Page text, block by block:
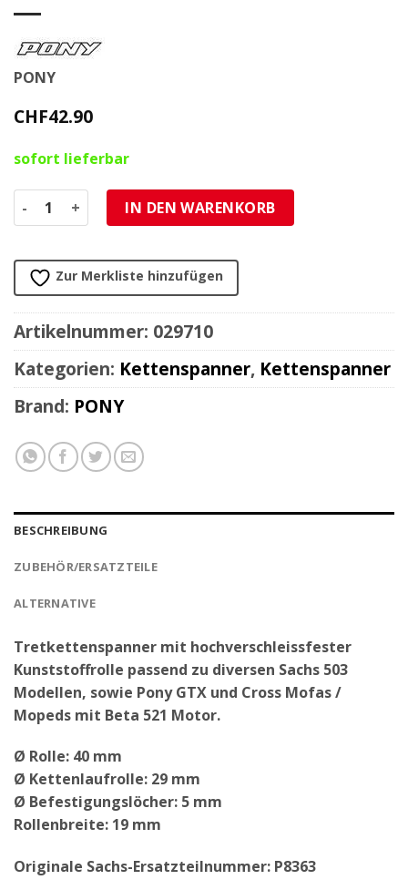
PONY
CHF42.90
sofort lieferbar
Tretkettenspanner komplett Pony Cross + Pony GTX
IN DEN WARENKORB
Zur Merkliste hinzufügen
Artikelnummer: 029710
Kategorien: Kettenspanner, Kettenspanner
Brand: PONY
BESCHREIBUNG
ZUBEHÖR/ERSATZTEILE
ALTERNATIVE
Tretkettenspanner mit hochverschleissfester
Kunststoffrolle passend zu diversen Sachs 503
Modellen, sowie Pony GTX und Cross Mofas /
Mopeds mit Beta 521 Motor.
Ø Rolle: 40 mm
Ø Kettenlaufrolle: 29 mm
Ø Befestigungslöcher: 5 mm
Rollenbreite: 19 mm
Originale Sachs-Ersatzteilnummer: P8363